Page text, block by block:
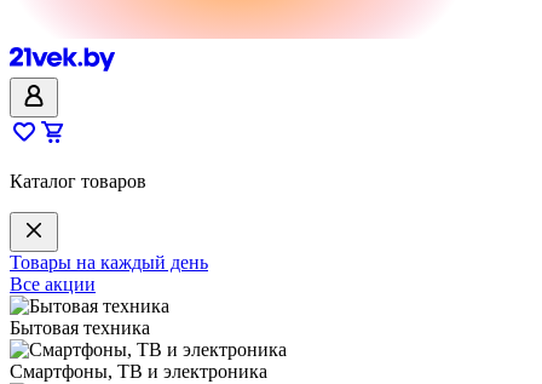
Каталог товаров
Товары на каждый день
Все акции
Бытовая техника
Смартфоны, ТВ и электроника